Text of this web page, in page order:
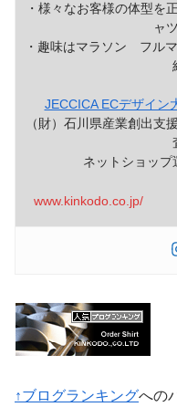
・様々なお客様の体型を
ャ
・趣味はマラソン フル
JECCICA ECデザイン
（財）石川県産業創出支
ネットショップ
www.kinkodo.co.jp/
↑ブログランキングへの